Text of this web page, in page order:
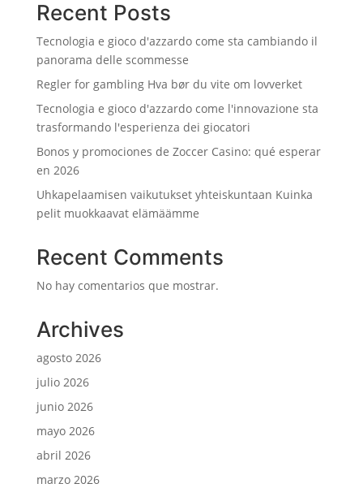
Recent Posts
Tecnologia e gioco d'azzardo come sta cambiando il
panorama delle scommesse
Regler for gambling Hva bør du vite om lovverket
Tecnologia e gioco d'azzardo come l'innovazione sta
trasformando l'esperienza dei giocatori
Bonos y promociones de Zoccer Casino: qué esperar
en 2026
Uhkapelaamisen vaikutukset yhteiskuntaan Kuinka
pelit muokkaavat elämäämme
Recent Comments
No hay comentarios que mostrar.
Archives
agosto 2026
julio 2026
junio 2026
mayo 2026
abril 2026
marzo 2026